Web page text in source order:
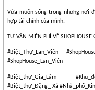
Vừa muốn sống trong nhưng nơi
hợp tài chính của mình.
TƯ VẤN MIỄN PHÍ VỀ
#Biệt_Thự_Lan_Viên
#ShopHouse_Lan_Viên
#Biệt_thự_Gia_Lâm
#Biệt_thự_Đặng_ Xá